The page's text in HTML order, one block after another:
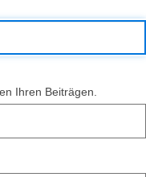
Ihren Beiträgen.